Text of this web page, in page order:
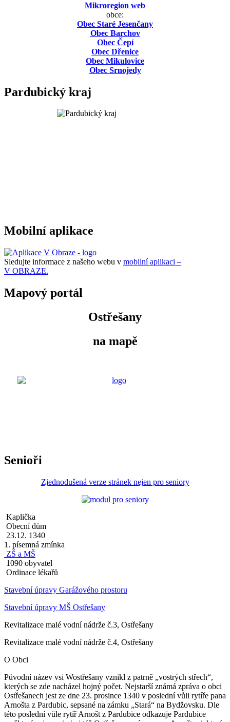
Mikroregion web
obce:
Obec Staré Jesenčany
Obec Barchov
Obec Čepí
Obec Dřenice
Obec Mikulovice
Obec Srnojedy
Pardubický kraj
Mobilní aplikace
Sledujte informace z našeho webu v mobilní aplikaci –
V OBRAZE.
Mapový portál
Ostřešany
na mapě
Senioři
Zjednodušená verze stránek nejen pro seniory
Kaplička
Obecní dům
23.12. 1340
1. písemná zmínka
ZŠ a MŠ
1090 obyvatel
Ordinace lékařů
Stavební úpravy Garážového prostoru
Stavební úpravy MŠ Ostřešany
Revitalizace malé vodní nádrže č.3, Ostřešany
Revitalizace malé vodní nádrže č.4, Ostřešany
O Obci
Původní název vsi Wostřešany vznikl z patrně „vostrých střech“,
kterých se zde nacházel hojný počet. Nejstarší známá zpráva o obci
Ostřešanech jest ze dne 23. prosince 1340 v poslední vůli rytíře pana
Arnošta z Pardubic, sepsané na zámku „Stará“ na Bydžovsku. Dle
této poslední vůle rytíř Arnošt z Pardubice odkazuje Pardubice